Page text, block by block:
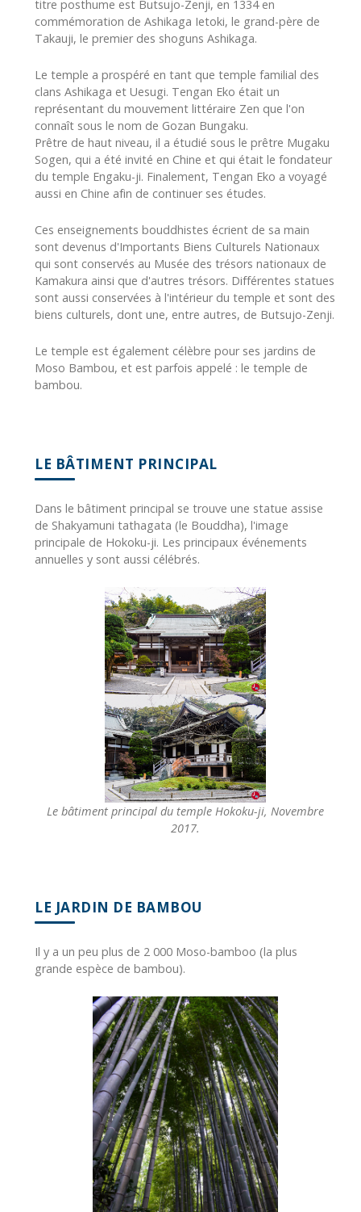
titre posthume est Butsujo-Zenji, en 1334 en
commémoration de Ashikaga Ietoki, le grand-père de
Takauji, le premier des shoguns Ashikaga.
Le temple a prospéré en tant que temple familial des
clans Ashikaga et Uesugi. Tengan Eko était un
représentant du mouvement littéraire Zen que l'on
connaît sous le nom de Gozan Bungaku.
Prêtre de haut niveau, il a étudié sous le prêtre Mugaku
Sogen, qui a été invité en Chine et qui était le fondateur
du temple Engaku-ji. Finalement, Tengan Eko a voyagé
aussi en Chine afin de continuer ses études.
Ces enseignements bouddhistes écrient de sa main
sont devenus d'Importants Biens Culturels Nationaux
qui sont conservés au Musée des trésors nationaux de
Kamakura ainsi que d'autres trésors. Différentes statues
sont aussi conservées à l'intérieur du temple et sont des
biens culturels, dont une, entre autres, de Butsujo-Zenji.
Le temple est également célèbre pour ses jardins de
Moso Bambou, et est parfois appelé : le temple de
bambou.
LE BÂTIMENT PRINCIPAL
Dans le bâtiment principal se trouve une statue assise
de Shakyamuni tathagata (le Bouddha), l'image
principale de Hokoku-ji. Les principaux événements
annuelles y sont aussi célébrés.
Le bâtiment principal du temple Hokoku-ji, Novembre
2017.
LE JARDIN DE BAMBOU
Il y a un peu plus de 2 000 Moso-bamboo (la plus
grande espèce de bambou).